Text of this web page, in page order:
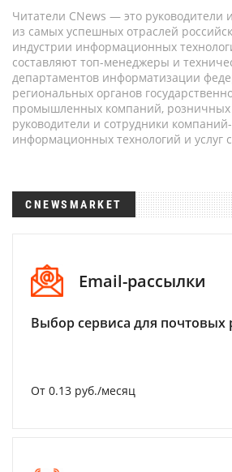
Читатели CNews — это руководители
из самых успешных отраслей
индустрии информационных
составляют топ-менеджеры и
департаментов информатизации
региональных органов
промышленных компаний, розничных
руководители и сотрудники
информационных технологий и услуг
CNEWSMARKET
Email-рассылки
Выбор сервиса для почтовых
От 0.13 руб./месяц